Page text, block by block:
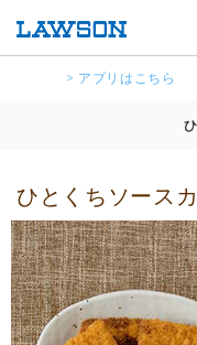
> アプリはこちら
ひとくちソース